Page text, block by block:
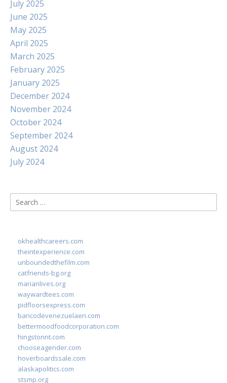
July 2025
June 2025
May 2025
April 2025
March 2025
February 2025
January 2025
December 2024
November 2024
October 2024
September 2024
August 2024
July 2024
Search
for:
okhealthcareers.com
theintexperience.com
unboundedthefilm.com
catfriends-bg.org
marianlives.org
waywardtees.com
pidfloorsexpress.com
bancodevenezuelaen.com
bettermoodfoodcorporation.com
hingstonnt.com
chooseagender.com
hoverboardssale.com
alaskapolitics.com
stsmp.org